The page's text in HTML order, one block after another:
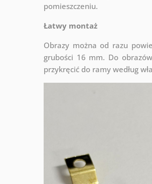
pomieszczeniu.
Łatwy montaż
Obrazy można od razu
grubości 16 mm. Do
przykręcić do ramy według